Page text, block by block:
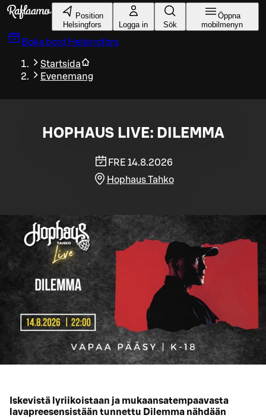
Gå till huvudinnehållet
Position
Helsingfors
Logga in Sök
Öppna
mobilmenyn
Boka bord Helsingfors
Startsida
Evenemang
HOPHAUS LIVE: DILEMMA
FRE 14.8.2026
Hophaus Tahko
Iskevistä lyriikoistaan ja mukaansatempaavasta
lavapreesensistään tunnettu Dilemma nähdään